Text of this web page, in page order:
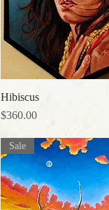
Hibiscus
価格
$360.00
Sale